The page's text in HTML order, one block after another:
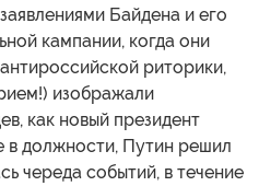
Байдена и его
кампании, когда они
риторики,
изображали
как новый президент
в должности, Путин решил
череда событий, в течение